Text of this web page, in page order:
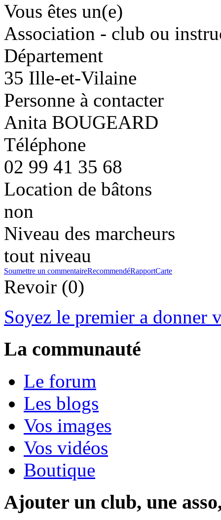
Vous êtes un(e)
Association - club ou
Département
35 Ille-et-Vilaine
Personne à contacter
Anita BOUGEARD
Téléphone
02 99 41 35 68
Location de bâtons
non
Niveau des marcheurs
tout niveau
Soumettre un commentaireRecommendéRapportCarte
Revoir (0)
Soyez le premier a donner
La communauté
Le forum
Les blogs
Vos images
Vos vidéos
Boutique
Ajouter un club, une